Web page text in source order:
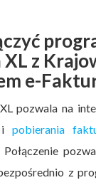
z
e-
pozwala na
i pobierania
Połączenie
z